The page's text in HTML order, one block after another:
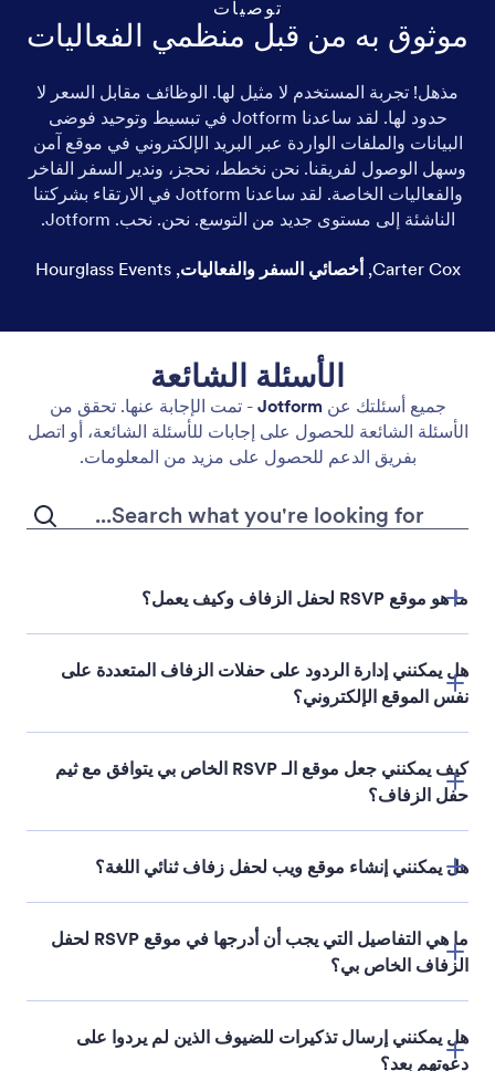
توصيات
موثوق به من قبل منظمي الفعاليات
مذهل! تجربة المستخدم لا مثيل لها. الوظائف مقابل السعر لا
حدود لها. لقد ساعدنا Jotform في تبسيط وتوحيد فوضى
البيانات والملفات الواردة عبر البريد الإلكتروني في موقع آمن
وسهل الوصول لفريقنا. نحن نخطط، نحجز، وندير السفر الفاخر
والفعاليات الخاصة. لقد ساعدنا Jotform في الارتقاء بشركتنا
الناشئة إلى مستوى جديد من التوسع. نحن. نحب. Jotform.
Carter Cox
,أخصائي السفر والفعاليات,
Hourglass Events
الأسئلة الشائعة
جميع أسئلتك عنJotform - تمت الإجابة عنها. تحقق من
الأسئلة الشائعة للحصول على إجابات للأسئلة الشائعة، أو اتصل
بفريق الدعم للحصول على مزيد من المعلومات.
ما هو موقع RSVP لحفل الزفاف وكيف يعمل؟
هل يمكنني إدارة الردود على حفلات الزفاف المتعددة على
نفس الموقع الإلكتروني؟
كيف يمكنني جعل موقع الـ RSVP الخاص بي يتوافق مع ثيم
حفل الزفاف؟
هل يمكنني إنشاء موقع ويب لحفل زفاف ثنائي اللغة؟
ما هي التفاصيل التي يجب أن أدرجها في موقع RSVP لحفل
الزفاف الخاص بي؟
هل يمكنني إرسال تذكيرات للضيوف الذين لم يردوا على
دعوتهم بعد؟